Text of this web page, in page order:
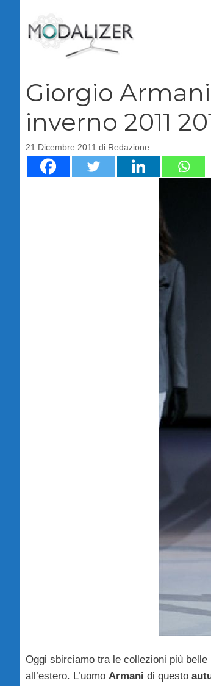
contenuto
Giorgio
inverno 2011
21 Dicembre 2011 di Redazione
Oggi sbirciamo tra le collezioni più belle
all’estero. L’uomo Armani di questo